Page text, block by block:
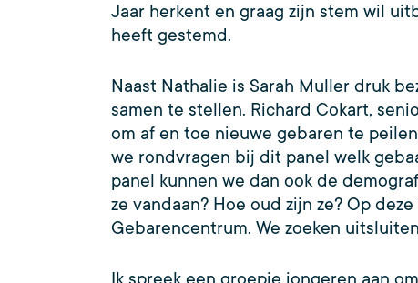
Jaar herkent en graag zijn stem wil
heeft gestemd.
Naast Nathalie is Sarah Muller druk
samen te stellen. Richard Cokart,
om af en toe nieuwe gebaren te
we rondvragen bij dit panel welk
panel kunnen we dan ook de
ze vandaan? Hoe oud zijn ze? Op
Gebarencentrum. We zoeken